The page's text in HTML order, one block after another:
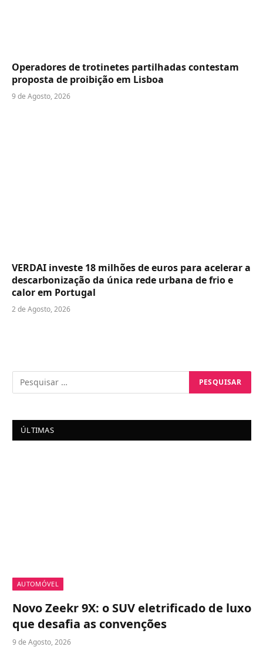
Operadores de trotinetes partilhadas contestam
proposta de proibição em Lisboa
9 de Agosto, 2026
VERDAI investe 18 milhões de euros para acelerar a
descarbonização da única rede urbana de frio e
calor em Portugal
2 de Agosto, 2026
ÚLTIMAS
AUTOMÓVEL
Novo Zeekr 9X: o SUV eletrificado de luxo
que desafia as convenções
9 de Agosto, 2026